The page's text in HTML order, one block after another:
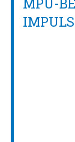
MPU-